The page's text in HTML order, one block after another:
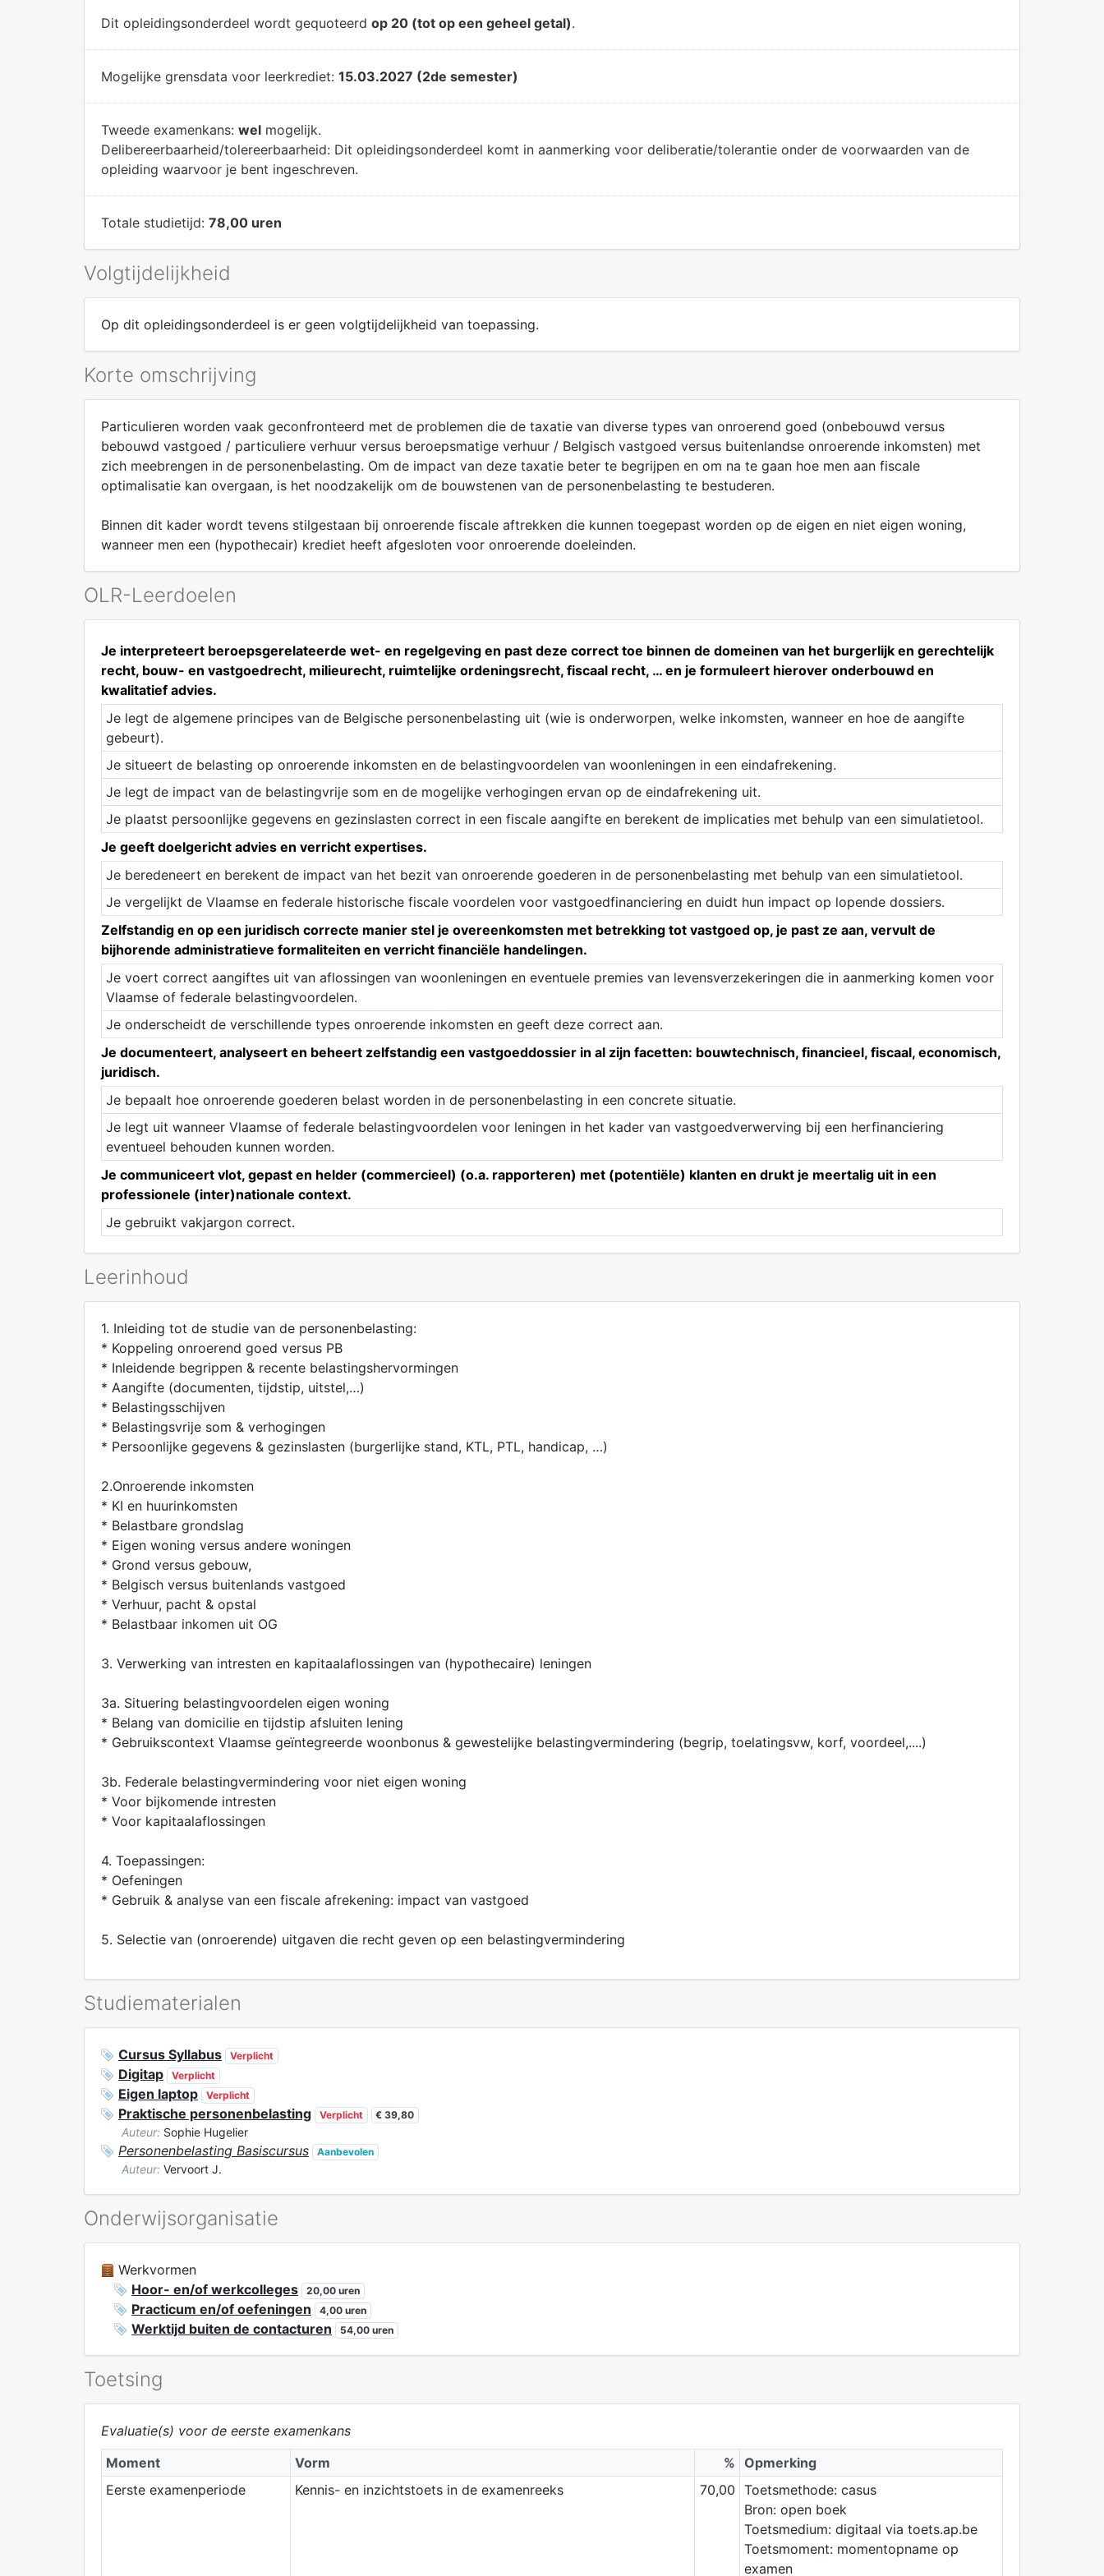
Dit opleidingsonderdeel wordt gequoteerd op 20 (tot op een geheel getal).
Mogelijke grensdata voor leerkrediet: 15.03.2027 (2de semester)
Tweede examenkans: wel mogelijk.
Delibereerbaarheid/tolereerbaarheid: Dit opleidingsonderdeel komt in aanmerking voor deliberatie/tolerantie onder de voorwaarden van de
opleiding waarvoor je bent ingeschreven.
Totale studietijd: 78,00 uren
Volgtijdelijkheid
Op dit opleidingsonderdeel is er geen volgtijdelijkheid van toepassing.
Korte omschrijving
Particulieren worden vaak geconfronteerd met de problemen die de taxatie van diverse types van onroerend goed (onbebouwd versus
bebouwd vastgoed / particuliere verhuur versus beroepsmatige verhuur / Belgisch vastgoed versus buitenlandse onroerende inkomsten) met
zich meebrengen in de personenbelasting. Om de impact van deze taxatie beter te begrijpen en om na te gaan hoe men aan fiscale
optimalisatie kan overgaan, is het noodzakelijk om de bouwstenen van de personenbelasting te bestuderen.
Binnen dit kader wordt tevens stilgestaan bij onroerende fiscale aftrekken die kunnen toegepast worden op de eigen en niet eigen woning,
wanneer men een (hypothecair) krediet heeft afgesloten voor onroerende doeleinden.
OLR-Leerdoelen
Je interpreteert beroepsgerelateerde wet- en regelgeving en past deze correct toe binnen de domeinen van het burgerlijk en gerechtelijk
recht, bouw- en vastgoedrecht, milieurecht, ruimtelijke ordeningsrecht, fiscaal recht, … en je formuleert hierover onderbouwd en
kwalitatief advies.
Je legt de algemene principes van de Belgische personenbelasting uit (wie is onderworpen, welke inkomsten, wanneer en hoe de aangifte
gebeurt).
Je situeert de belasting op onroerende inkomsten en de belastingvoordelen van woonleningen in een eindafrekening.
Je legt de impact van de belastingvrije som en de mogelijke verhogingen ervan op de eindafrekening uit.
Je plaatst persoonlijke gegevens en gezinslasten correct in een fiscale aangifte en berekent de implicaties met behulp van een simulatietool.
Je geeft doelgericht advies en verricht expertises.
Je beredeneert en berekent de impact van het bezit van onroerende goederen in de personenbelasting met behulp van een simulatietool.
Je vergelijkt de Vlaamse en federale historische fiscale voordelen voor vastgoedfinanciering en duidt hun impact op lopende dossiers.
Zelfstandig en op een juridisch correcte manier stel je overeenkomsten met betrekking tot vastgoed op, je past ze aan, vervult de
bijhorende administratieve formaliteiten en verricht financiële handelingen.
Je voert correct aangiftes uit van aflossingen van woonleningen en eventuele premies van levensverzekeringen die in aanmerking komen voor
Vlaamse of federale belastingvoordelen.
Je onderscheidt de verschillende types onroerende inkomsten en geeft deze correct aan.
Je documenteert, analyseert en beheert zelfstandig een vastgoeddossier in al zijn facetten: bouwtechnisch, financieel, fiscaal, economisch,
juridisch.
Je bepaalt hoe onroerende goederen belast worden in de personenbelasting in een concrete situatie.
Je legt uit wanneer Vlaamse of federale belastingvoordelen voor leningen in het kader van vastgoedverwerving bij een herfinanciering
eventueel behouden kunnen worden.
Je communiceert vlot, gepast en helder (commercieel) (o.a. rapporteren) met (potentiële) klanten en drukt je meertalig uit in een
professionele (inter)nationale context.
Je gebruikt vakjargon correct.
Leerinhoud
1. Inleiding tot de studie van de personenbelasting:
* Koppeling onroerend goed versus PB
* Inleidende begrippen & recente belastingshervormingen
* Aangifte (documenten, tijdstip, uitstel,…)
* Belastingsschijven
* Belastingsvrije som & verhogingen
* Persoonlijke gegevens & gezinslasten (burgerlijke stand, KTL, PTL, handicap, …)
2.Onroerende inkomsten
* KI en huurinkomsten
* Belastbare grondslag
* Eigen woning versus andere woningen
* Grond versus gebouw,
* Belgisch versus buitenlands vastgoed
* Verhuur, pacht & opstal
* Belastbaar inkomen uit OG
3. Verwerking van intresten en kapitaalaflossingen van (hypothecaire) leningen
3a. Situering belastingvoordelen eigen woning
* Belang van domicilie en tijdstip afsluiten lening
* Gebruikscontext Vlaamse geïntegreerde woonbonus & gewestelijke belastingvermindering (begrip, toelatingsvw, korf, voordeel,....)
3b. Federale belastingvermindering voor niet eigen woning
* Voor bijkomende intresten
* Voor kapitaalaflossingen
4. Toepassingen:
* Oefeningen
* Gebruik & analyse van een fiscale afrekening: impact van vastgoed
5. Selectie van (onroerende) uitgaven die recht geven op een belastingvermindering
Studiematerialen
Cursus Syllabus Verplicht
Digitap Verplicht
Eigen laptop Verplicht
Praktische personenbelasting Verplicht € 39,80
Auteur: Sophie Hugelier
Personenbelasting Basiscursus Aanbevolen
Auteur: Vervoort J.
Onderwijsorganisatie
Werkvormen
Hoor- en/of werkcolleges
20,00 uren
Practicum en/of oefeningen 4,00 uren
Werktijd buiten de contacturen 54,00 uren
Toetsing
Evaluatie(s) voor de eerste examenkans
Moment
Vorm % Opmerking
Eerste examenperiode
Kennis- en inzichtstoets in de examenreeks 70,00 Toetsmethode: casus
Bron: open boek
Toetsmedium: digitaal via toets.ap.be
Toetsmoment: momentopname op
examen